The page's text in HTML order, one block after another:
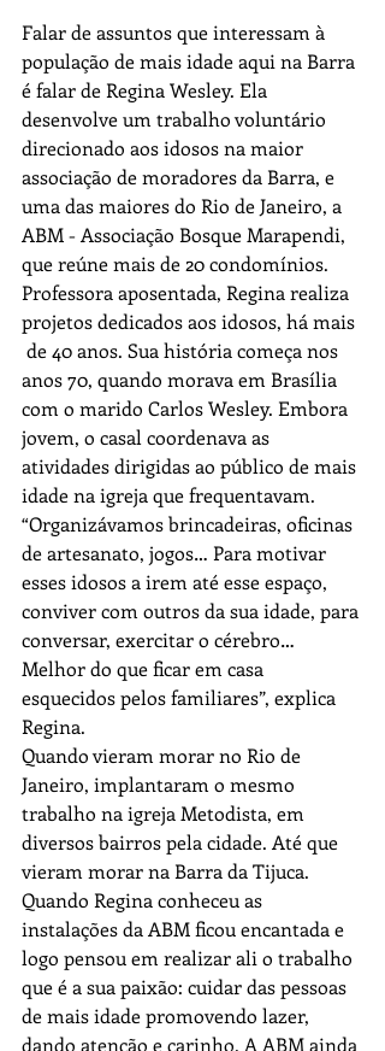
Falar de assuntos que interessam à
população de mais idade aqui na Barra
é falar de Regina Wesley. Ela
desenvolve um trabalho voluntário
direcionado aos idosos na maior
associação de moradores da Barra, e
uma das maiores do Rio de Janeiro, a
ABM - Associação Bosque Marapendi,
que reúne mais de 20 condomínios.
Professora aposentada, Regina realiza
projetos dedicados aos idosos, há mais
de 40 anos. Sua história começa nos
anos 70, quando morava em Brasília
com o marido Carlos Wesley. Embora
jovem, o casal coordenava as
atividades dirigidas ao público de mais
idade na igreja que frequentavam.
“Organizávamos brincadeiras, oficinas
de artesanato, jogos… Para motivar
esses idosos a irem até esse espaço,
conviver com outros da sua idade, para
conversar, exercitar o cérebro…
Melhor do que ficar em casa
esquecidos pelos familiares”, explica
Regina.
Quando vieram morar no Rio de
Janeiro, implantaram o mesmo
trabalho na igreja Metodista, em
diversos bairros pela cidade. Até que
vieram morar na Barra da Tijuca.
Quando Regina conheceu as
instalações da ABM ficou encantada e
logo pensou em realizar ali o trabalho
que é a sua paixão: cuidar das pessoas
de mais idade promovendo lazer,
dando atenção e carinho. A ABM ainda